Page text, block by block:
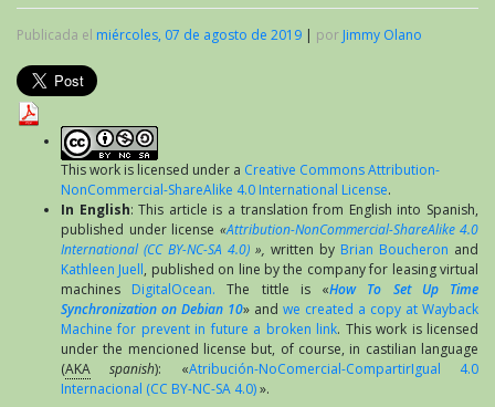
Publicada el miércoles, 07 de agosto de 2019 | por Jimmy Olano
This work is licensed under a Creative Commons Attribution-
NonCommercial-ShareAlike 4.0 International License.
In English: This article is a translation from English into Spanish,
published under license «Attribution-NonCommercial-ShareAlike 4.0
International (CC BY-NC-SA 4.0) », written by Brian Boucheron and
Kathleen Juell, published on line by the company for leasing virtual
machines DigitalOcean. The tittle is «How To Set Up Time
Synchronization on Debian 10» and we created a copy at Wayback
Machine for prevent in future a broken link. This work is licensed
under the mencioned license but, of course, in castilian language
(AKA spanish): «Atribución-NoComercial-CompartirIgual 4.0
Internacional (CC BY-NC-SA 4.0)».